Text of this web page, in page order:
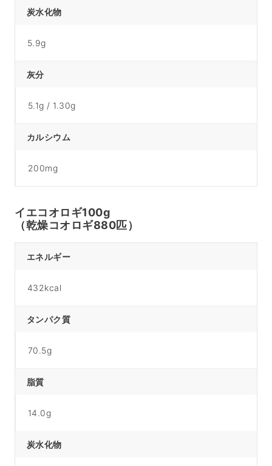
炭水化物
5.9g
灰分
5.1g / 1.30g
カルシウム
200mg
イエコオロギ100g
（乾燥コオロギ880匹）
エネルギー
432kcal
タンパク質
70.5g
脂質
14.0g
炭水化物